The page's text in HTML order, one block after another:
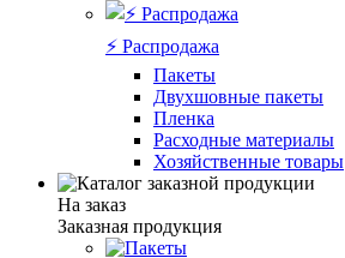
⚡️ Распродажа
Пакеты
Двухшовные пакеты
Пленка
Расходные материалы
Хозяйственные товары
На заказ
Заказная продукция